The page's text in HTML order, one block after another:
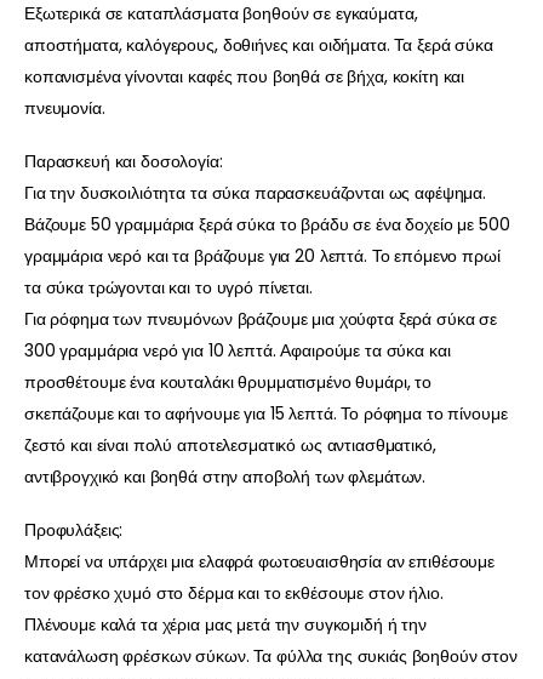
Εξωτερικά σε καταπλάσματα βοηθούν σε εγκαύματα,
αποστήματα, καλόγερους, δοθιήνες και οιδήματα. Τα ξερά σύκα
κοπανισμένα γίνονται καφές που βοηθά σε βήχα, κοκίτη και
πνευμονία.
Παρασκευή και δοσολογία:
Για την δυσκοιλιότητα τα σύκα παρασκευάζονται ως αφέψημα.
Βάζουμε 50 γραμμάρια ξερά σύκα το βράδυ σε ένα δοχείο με 500
γραμμάρια νερό και τα βράζουμε για 20 λεπτά. Το επόμενο πρωί
τα σύκα τρώγονται και το υγρό πίνεται.
Για ρόφημα των πνευμόνων βράζουμε μια χούφτα ξερά σύκα σε
300 γραμμάρια νερό για 10 λεπτά. Αφαιρούμε τα σύκα και
προσθέτουμε ένα κουταλάκι θρυμματισμένο θυμάρι, το
σκεπάζουμε και το αφήνουμε για 15 λεπτά. Το ρόφημα το πίνουμε
ζεστό και είναι πολύ αποτελεσματικό ως αντιασθματικό,
αντιβρογχικό και βοηθά στην αποβολή των φλεμάτων.
Προφυλάξεις:
Μπορεί να υπάρχει μια ελαφρά φωτοευαισθησία αν επιθέσουμε
τον φρέσκο χυμό στο δέρμα και το εκθέσουμε στον ήλιο.
Πλένουμε καλά τα χέρια μας μετά την συγκομιδή ή την
κατανάλωση φρέσκων σύκων. Τα φύλλα της συκιάς βοηθούν στον